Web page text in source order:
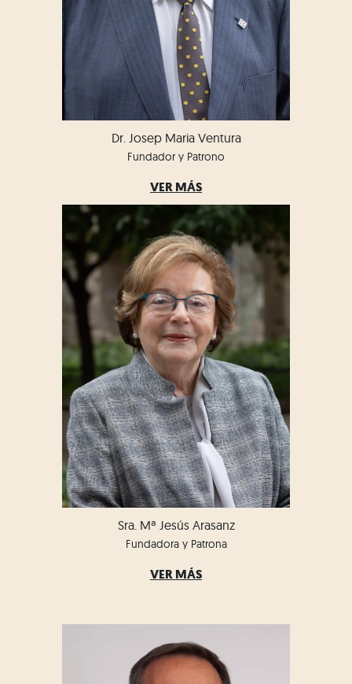
Dr. Josep Maria Ventura
Fundador y Patrono
VER MÁS
Sra. Mª Jesús Arasanz
Fundadora y Patrona
VER MÁS